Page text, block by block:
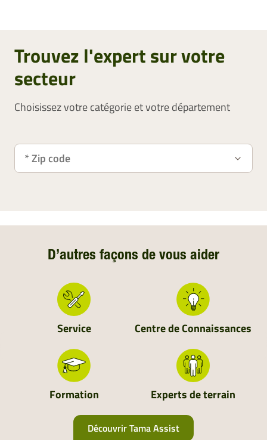
Trouvez l'expert sur votre
secteur
Choisissez votre catégorie et votre département
D’autres façons de vous aider
Service Centre de Connaissances
Formation Experts de terrain
Découvrir Tama Assist